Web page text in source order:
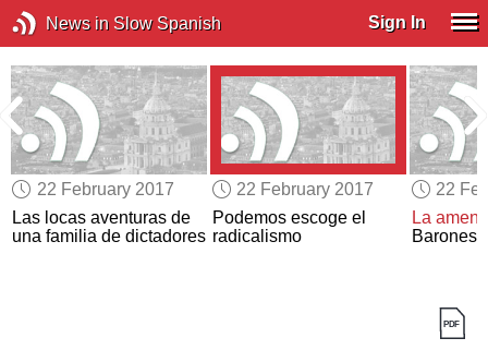
News in Slow Spanish Sign In
22 February 2017
Las locas aventuras de
una familia de dictadores
22 February 2017
Podemos escoge el
radicalismo
22
La
Baronesa